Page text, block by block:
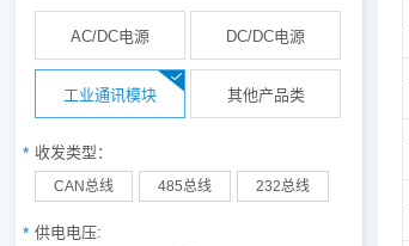
AC/DC电源 DC/DC电源
工业通讯模块 其他产品类
收发类型：
CAN总线 485总线 232总线
供电电压: